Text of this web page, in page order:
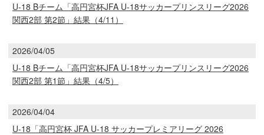
U-18 Bチーム「高円宮杯JFA U-18サッカープリンスリーグ2026
関西2部 第2節」結果（4/11）
2026/04/05
U-18 Bチーム「高円宮杯JFA U-18サッカープリンスリーグ2026
関西2部 第1節」結果（4/5）
2026/04/04
U-18「高円宮杯 JFA U-18 サッカープレミアリーグ 2026